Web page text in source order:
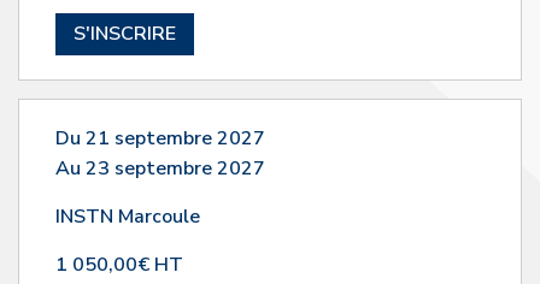
S'INSCRIRE
Du 21 septembre 2027
Au 23 septembre 2027
INSTN Marcoule
1 050,00€ HT